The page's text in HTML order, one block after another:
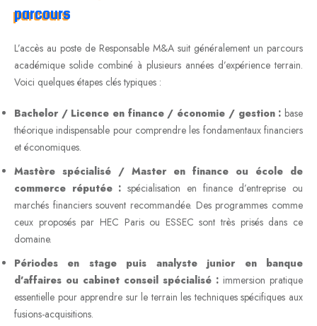
parcours
L’accès au poste de Responsable M&A suit généralement un parcours
académique solide combiné à plusieurs années d’expérience terrain.
Voici quelques étapes clés typiques :
Bachelor / Licence en finance / économie / gestion : base
théorique indispensable pour comprendre les fondamentaux financiers
et économiques.
Mastère spécialisé / Master en finance ou école de
commerce réputée : spécialisation en finance d’entreprise ou
marchés financiers souvent recommandée. Des programmes comme
ceux proposés par HEC Paris ou ESSEC sont très prisés dans ce
domaine.
Périodes en stage puis analyste junior en banque
d’affaires ou cabinet conseil spécialisé : immersion pratique
essentielle pour apprendre sur le terrain les techniques spécifiques aux
fusions-acquisitions.